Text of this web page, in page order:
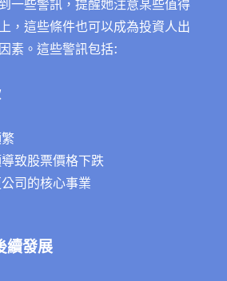
一些警訊，提醒她注意某些值得
，這些條件也可以成為投資人出
素。這些警訊包括:
致股票價格下跌
司的核心事業
續發展